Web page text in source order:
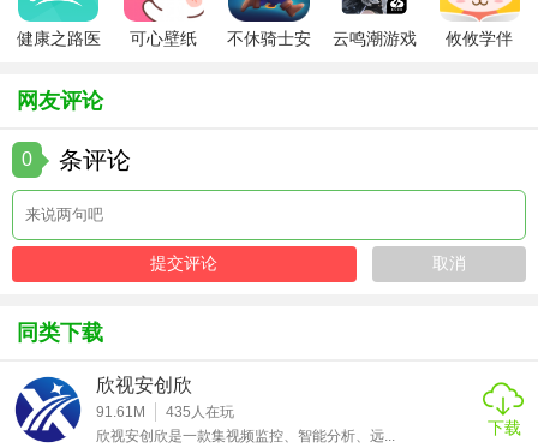
【直尺软件app玩法】
缘对准待测物体边缘，移动手机屏幕直至与物体另一端对
齐，即可读取测量结果。
2. 角度测量：选择角度测量功能，将手机摄像头对准待测角
度的两边，软件将自动识别并显示角度值。
3. 图形绘制：在绘图模式下，选择所需图形类型，用手指在
改。
4. 查看历史记录：在历史记录界面中，用户可以查看之前的
测量和绘图记录，方便进行对比和分析。
健康之路医
可心壁纸
不休骑士安
云鸣潮游戏 攸攸学伴
网友评论
0 条评论
同类下载
欣视安创欣
91.61M 435 人在玩
欣视安创欣是一款集视频监控、智能分析、远...
下载